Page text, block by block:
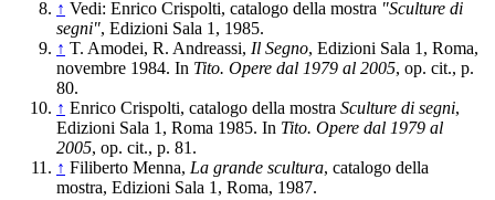
↑ Vedi: Enrico Crispolti, catalogo della mostra "Sculture di
segni", Edizioni Sala 1, 1985.
↑ T. Amodei, R. Andreassi, Il Segno, Edizioni Sala 1, Roma,
novembre 1984. In Tito. Opere dal 1979 al 2005, op. cit., p.
80.
↑ Enrico Crispolti, catalogo della mostra Sculture di segni,
Edizioni Sala 1, Roma 1985. In Tito. Opere dal 1979 al
2005, op. cit., p. 81.
↑ Filiberto Menna, La grande scultura, catalogo della
mostra, Edizioni Sala 1, Roma, 1987.